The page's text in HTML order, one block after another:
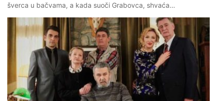
šverca u bačvama, a kada suoči Grabovca, shvaća…